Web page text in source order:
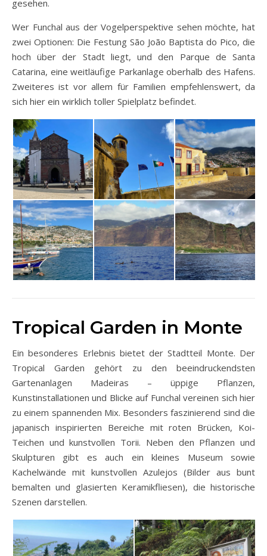
gesehen.
Wer Funchal aus der Vogelperspektive sehen möchte, hat
zwei Optionen: Die Festung São João Baptista do Pico, die
hoch über der Stadt liegt, und den Parque de Santa
Catarina, eine weitläufige Parkanlage oberhalb des Hafens.
Zweiteres ist vor allem für Familien empfehlenswert, da
sich hier ein wirklich toller Spielplatz befindet.
Tropical Garden in Monte
Ein besonderes Erlebnis bietet der Stadtteil Monte. Der
Tropical Garden gehört zu den beeindruckendsten
Gartenanlagen Madeiras – üppige Pflanzen,
Kunstinstallationen und Blicke auf Funchal vereinen sich hier
zu einem spannenden Mix. Besonders faszinierend sind die
japanisch inspirierten Bereiche mit roten Brücken, Koi-
Teichen und kunstvollen Torii. Neben den Pflanzen und
Skulpturen gibt es auch ein kleines Museum sowie
Kachelwände mit kunstvollen Azulejos (Bilder aus bunt
bemalten und glasierten Keramikfliesen), die historische
Szenen darstellen.